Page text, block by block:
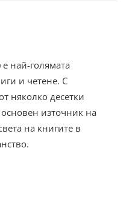
е най-голямата
и четене. С
няколко десетки
източник на
на книгите в